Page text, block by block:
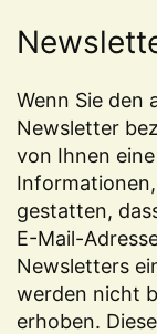
Wenn Sie den
Newsletter
von Ihnen
gestatten,
E-Mail-
Newsletters
werden nicht
erhoben.